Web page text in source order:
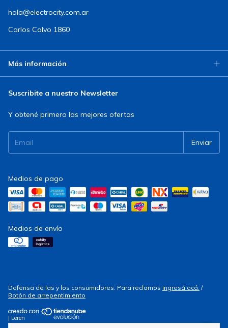
hola@electrocity.com.ar
Carlos Calvo 1860
Más información
Suscribite a nuestro Newsletter
Y obtené primero las mejores ofertas
Medios de pago
Medios de envío
Defensa de las y los consumidores. Para reclamos ingresá acá. /
Botón de arrepentimiento
| Leren